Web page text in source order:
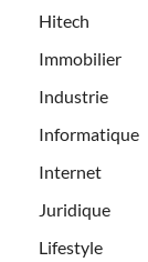
Hitech
Immobilier
Industrie
Informatique
Internet
Juridique
Lifestyle